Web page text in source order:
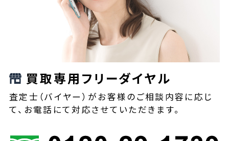
買取専用フリーダイヤル
査定士（バイヤー）がお客様のご相談内容に応じ
て、お電話にて対応させていただきます。